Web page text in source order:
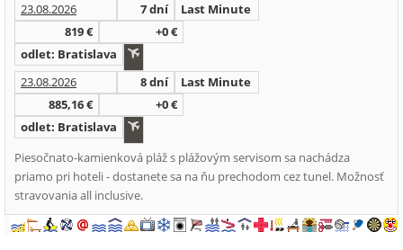
23.08.2026
7 dní
Last Minute
819 €
+0 €
odlet: Bratislava
23.08.2026
8 dní
Last Minute
885,16 €
+0 €
odlet: Bratislava
Piesočnato-kamienková pláž s plážovým servisom sa nachádza
priamo pri hoteli - dostanete sa na ňu prechodom cez tunel. Možnosť
stravovania all inclusive.